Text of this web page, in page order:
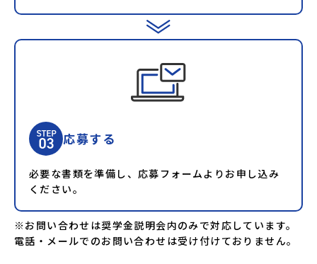
応募する
必要な書類を準備し、応募フォームよりお申し込み
ください。
※お問い合わせは奨学金説明会内のみで対応しています。
電話・メールでのお問い合わせは受け付けておりません。